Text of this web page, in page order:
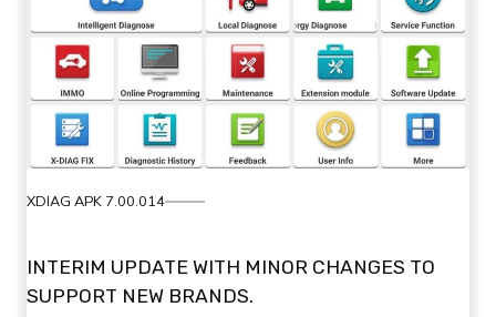
XDIAG APK 7.00.014
INTERIM UPDATE WITH MINOR CHANGES TO
SUPPORT NEW BRANDS.